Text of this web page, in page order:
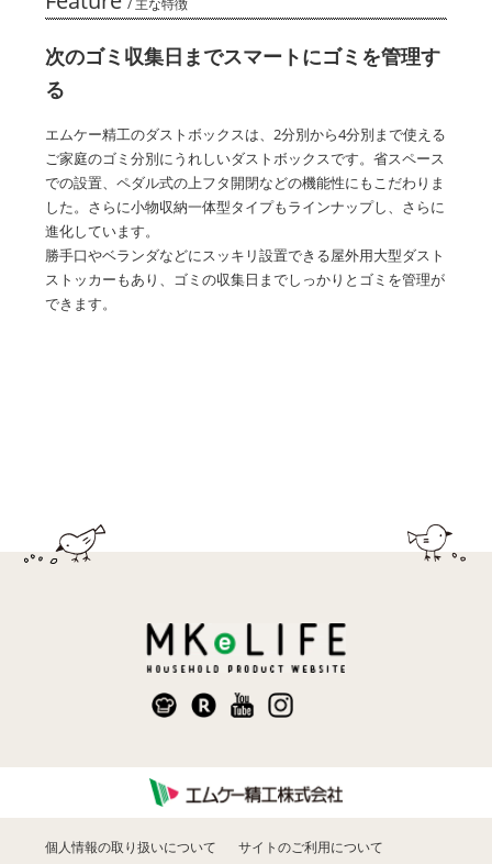
/ 主な特徴
次のゴミ収集日までスマートにゴミを管理す
る
エムケー精工のダストボックスは、2分別から4分別まで使える
ご家庭のゴミ分別にうれしいダストボックスです。省スペース
での設置、ペダル式の上フタ開閉などの機能性にもこだわりま
した。さらに小物収納一体型タイプもラインナップし、さらに
進化しています。
勝手口やベランダなどにスッキリ設置できる屋外用大型ダスト
ストッカーもあり、ゴミの収集日までしっかりとゴミを管理が
できます。
個人情報の取り扱いについて
サイトのご利用について